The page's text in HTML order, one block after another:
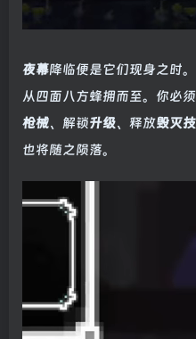
夜幕降临便是它们现身之时
从四面八方蜂拥而至。你必
枪械、解锁升级、释放毁灭
也将随之陨落。